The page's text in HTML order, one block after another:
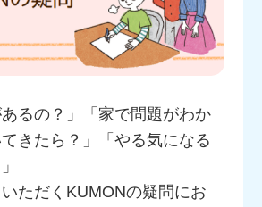
あるの？」「家で問題がわか
きたら？」「やる気になる
ただくKUMONの疑問にお